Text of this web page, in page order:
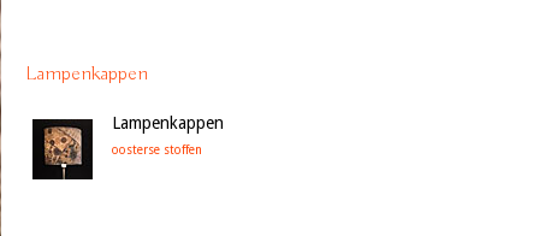
Lampenkappen
Lampenkappen
oosterse stoffen